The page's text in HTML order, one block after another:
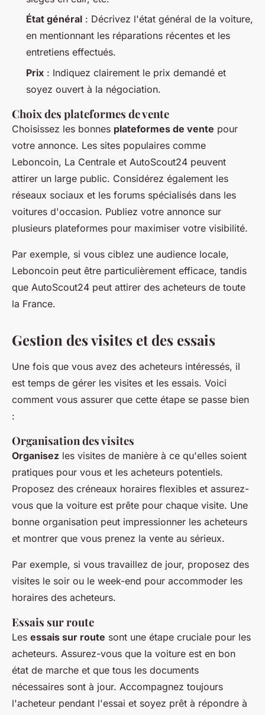
État général : Décrivez l'état général de la voiture,
en mentionnant les réparations récentes et les
entretiens effectués.
Prix : Indiquez clairement le prix demandé et
soyez ouvert à la négociation.
Choix des plateformes de vente
Choisissez les bonnes plateformes de vente pour
votre annonce. Les sites populaires comme
Leboncoin, La Centrale et AutoScout24 peuvent
attirer un large public. Considérez également les
réseaux sociaux et les forums spécialisés dans les
voitures d'occasion. Publiez votre annonce sur
plusieurs plateformes pour maximiser votre visibilité.
Par exemple, si vous ciblez une audience locale,
Leboncoin peut être particulièrement efficace, tandis
que AutoScout24 peut attirer des acheteurs de toute
la France.
Gestion des visites et des essais
Une fois que vous avez des acheteurs intéressés, il
est temps de gérer les visites et les essais. Voici
comment vous assurer que cette étape se passe bien
:
Organisation des visites
Organisez les visites de manière à ce qu'elles soient
pratiques pour vous et les acheteurs potentiels.
Proposez des créneaux horaires flexibles et assurez-
vous que la voiture est prête pour chaque visite. Une
bonne organisation peut impressionner les acheteurs
et montrer que vous prenez la vente au sérieux.
Par exemple, si vous travaillez de jour, proposez des
visites le soir ou le week-end pour accommoder les
horaires des acheteurs.
Essais sur route
Les essais sur route sont une étape cruciale pour les
acheteurs. Assurez-vous que la voiture est en bon
état de marche et que tous les documents
nécessaires sont à jour. Accompagnez toujours
l'acheteur pendant l'essai et soyez prêt à répondre à